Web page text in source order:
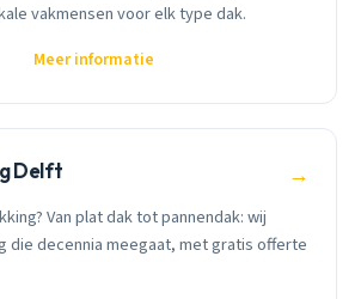
vakmensen voor elk type dak.
Meer informatie
Delft →
Van plat dak tot pannendak: wij
die decennia meegaat, met gratis offerte